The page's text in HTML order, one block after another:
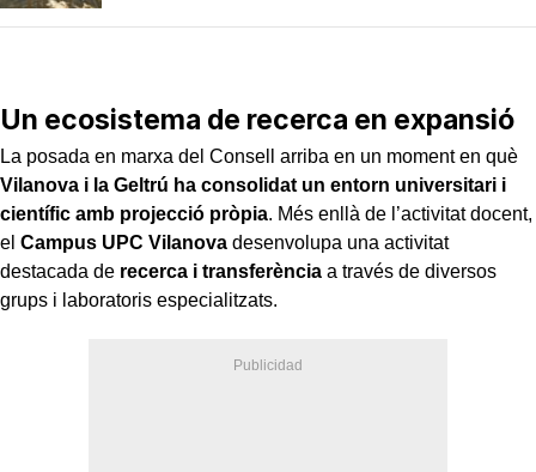
Un ecosistema de recerca en expansió
La posada en marxa del Consell arriba en un moment en què
Vilanova i la Geltrú ha consolidat un entorn universitari i
científic amb projecció pròpia. Més enllà de l’activitat docent,
el Campus UPC Vilanova desenvolupa una activitat
destacada de recerca i transferència a través de diversos
grups i laboratoris especialitzats.